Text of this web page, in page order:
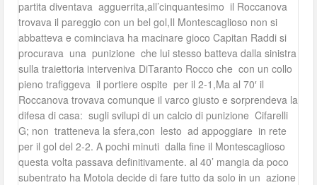
partita diventava agguerrita,all’cinquantesimo il Roccanova
trovava il pareggio con un bel gol,Il Montescaglioso non si
abbatteva e cominciava ha macinare gioco Capitan Raddi si
procurava una punizione che lui stesso batteva dalla sinistra
sulla traiettoria interveniva DiTaranto Rocco che con un collo
pieno trafiggeva il portiere ospite per il 2-1,Ma al 70′ il
Roccanova trovava comunque il varco giusto e sorprendeva la
difesa di casa: sugli svilupi di un calcio di punizione Cifarelli
G; non tratteneva la sfera,con lesto ad appoggiare in rete
per il gol del 2-2. A pochi minuti dalla fine il Montescaglioso
questa volta passava definitivamente. al 40’ mangia da poco
subentrato ha Motola decide di fare tutto da solo in un azione